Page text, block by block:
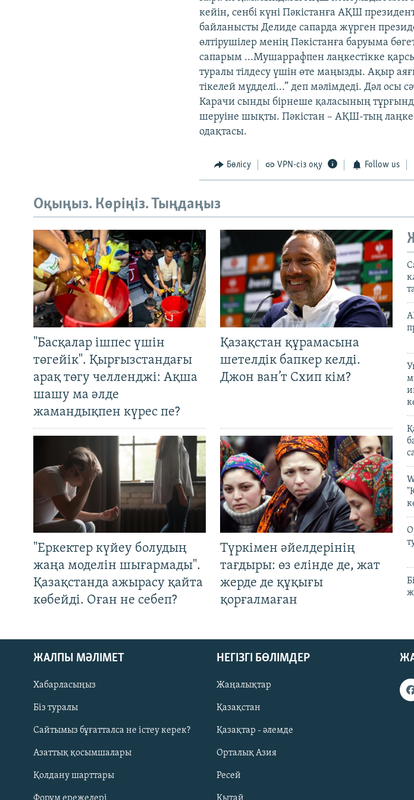
Русский
ЖАЗЫЛЫҢЫЗ
кейін, сенбі күні Пәкістанға АҚШ
байланысты Делиде сапарда жүрген
өлтірушілер менің Пәкістанға баруыма
сапарым ...Мушаррафпен лаңкестікке қарсы
туралы тілдесу үшін өте маңызды. Ақыр
тікелей мүдделі...” деп мәлімдеді. Дәл осы
Карачи сынды бірнеше қаласының
шеруіне шықты. Пәкістан – АҚШ-тың
одақтасы.
Бөлісу VPN-сіз оқу Follow us
Оқыңыз. Көріңіз. Тыңдаңыз
"Басқалар ішпес үшін
төгейік". Қырғызстандағы
арақ төгу челленджі: Ақша
шашу ма әлде
жамандықпен күрес пе?
Қазақстан құрамасына
шетелдік бапкер келді.
Джон ван’т Схип кім?
"Еркектер күйеу болудың
жаңа моделін шығармады".
Қазақстанда ажырасу қайта
көбейді. Оған не себеп?
Түркімен әйелдерінің
тағдыры: өз елінде де, жат
жерде де құқығы
қорғалмаған
ЖАЛПЫ МӘЛІМЕТ
Хабарласыңыз
Біз туралы
Сайтымыз бұғатталса не істеу керек?
Азаттық қосымшалары
Қолдану шарттары
НЕГІЗГІ БӨЛІМДЕР
Жаңалықтар
Қазақстан
Қазақтар - әлемде
Орталық Азия
Ресей